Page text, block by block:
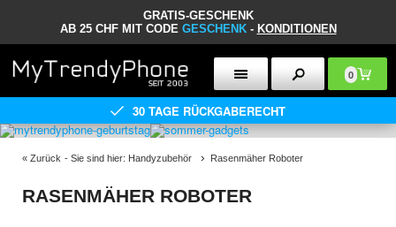
GRATIS-GESCHENK
AB 25 CHF MIT CODE GESCHENK- KONDITIONEN
0
30 TAGE RÜCKGABERECHT
« Zurück - Sie sind hier: Handyzubehör Rasenmäher Roboter
RASENMÄHER ROBOTER